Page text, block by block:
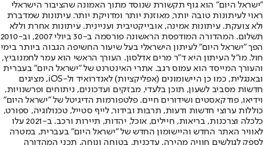
"ישראל היום" הוא גוף תקשורת שנוסד מתוך האמונה שהציבור הישראלי
ראוי לעיתונות טובה יותר, מאוזנת יותר ומדויקת יותר. עיתונות שמדברת
ולא צועקת. עיתונות אמינה, אובייקטיבית ועניינית. עיתונות אחרת וללא
תשלום. המהדורה המודפסת הראשונה פורסמה ב-30 ביולי 2007, וב-2010
הפך "ישראל היום" לעיתון הישראלי בעל שיעור החשיפה הגבוה ביותר בימי
חול. מו"ל העיתון היא ד"ר מרים אדלסון. העורך הראשי הוא עמר לחמנוביץ,
והעורך המייסד הוא עמוס רגב. אתרי האינטרנט של "ישראל היום" בעברית
ובאנגלית, כמו כן היישומונים (אפליקציות) לאנדרואיד ול-iOS, מציגים
חדשות מסביב לשעון, תוכן בלעדי, מבזקים ועדכונים, ניתוחים ופרשנויות,
וידיאו, פודקאסטים ושידורים חיים. פלטפורמות הדיגיטל של "ישראל היום"
כוללות ערוצי חדשות ודעות, תרבות ובידור, לייף סטייל, טכנולוגיה, ספורט,
כלכלה וצרכנות, בריאות, חיילים, אוכל, יהדות, תיירות ורכב. ב-2021 עלו
לאוויר האתר החדש והיישומון החדש של "ישראל היום" בעברית, במטרה
לספק לגולשים חוויה מהירה, עדכנית, בטוחה ונוחה. תכני המהדורה